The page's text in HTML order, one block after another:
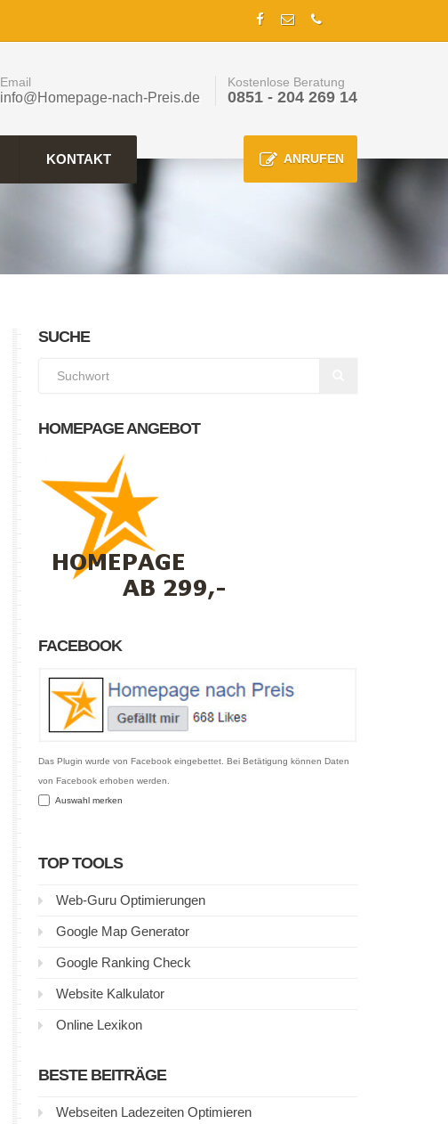
Email
info@Homepage-nach-Preis.de
Kostenlose Beratung
0851 - 204 269 14
KONTAKT ANRUFEN
SUCHE
HOMEPAGE ANGEBOT
FACEBOOK
Das Plugin wurde von Facebook eingebettet. Bei Betätigung können Daten
von Facebook erhoben werden.
Auswahl merken
TOP TOOLS
Web-Guru Optimierungen
Google Map Generator
Google Ranking Check
Website Kalkulator
Online Lexikon
BESTE BEITRÄGE
Webseiten Ladezeiten Optimieren